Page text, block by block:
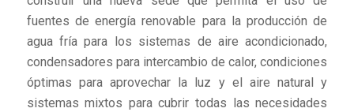
fuentes de energía renovable para la producción de
agua fría para los sistemas de aire acondicionado,
condensadores para intercambio de calor, condiciones
óptimas para aprovechar la luz y el aire natural y
sistemas mixtos para cubrir todas las necesidades